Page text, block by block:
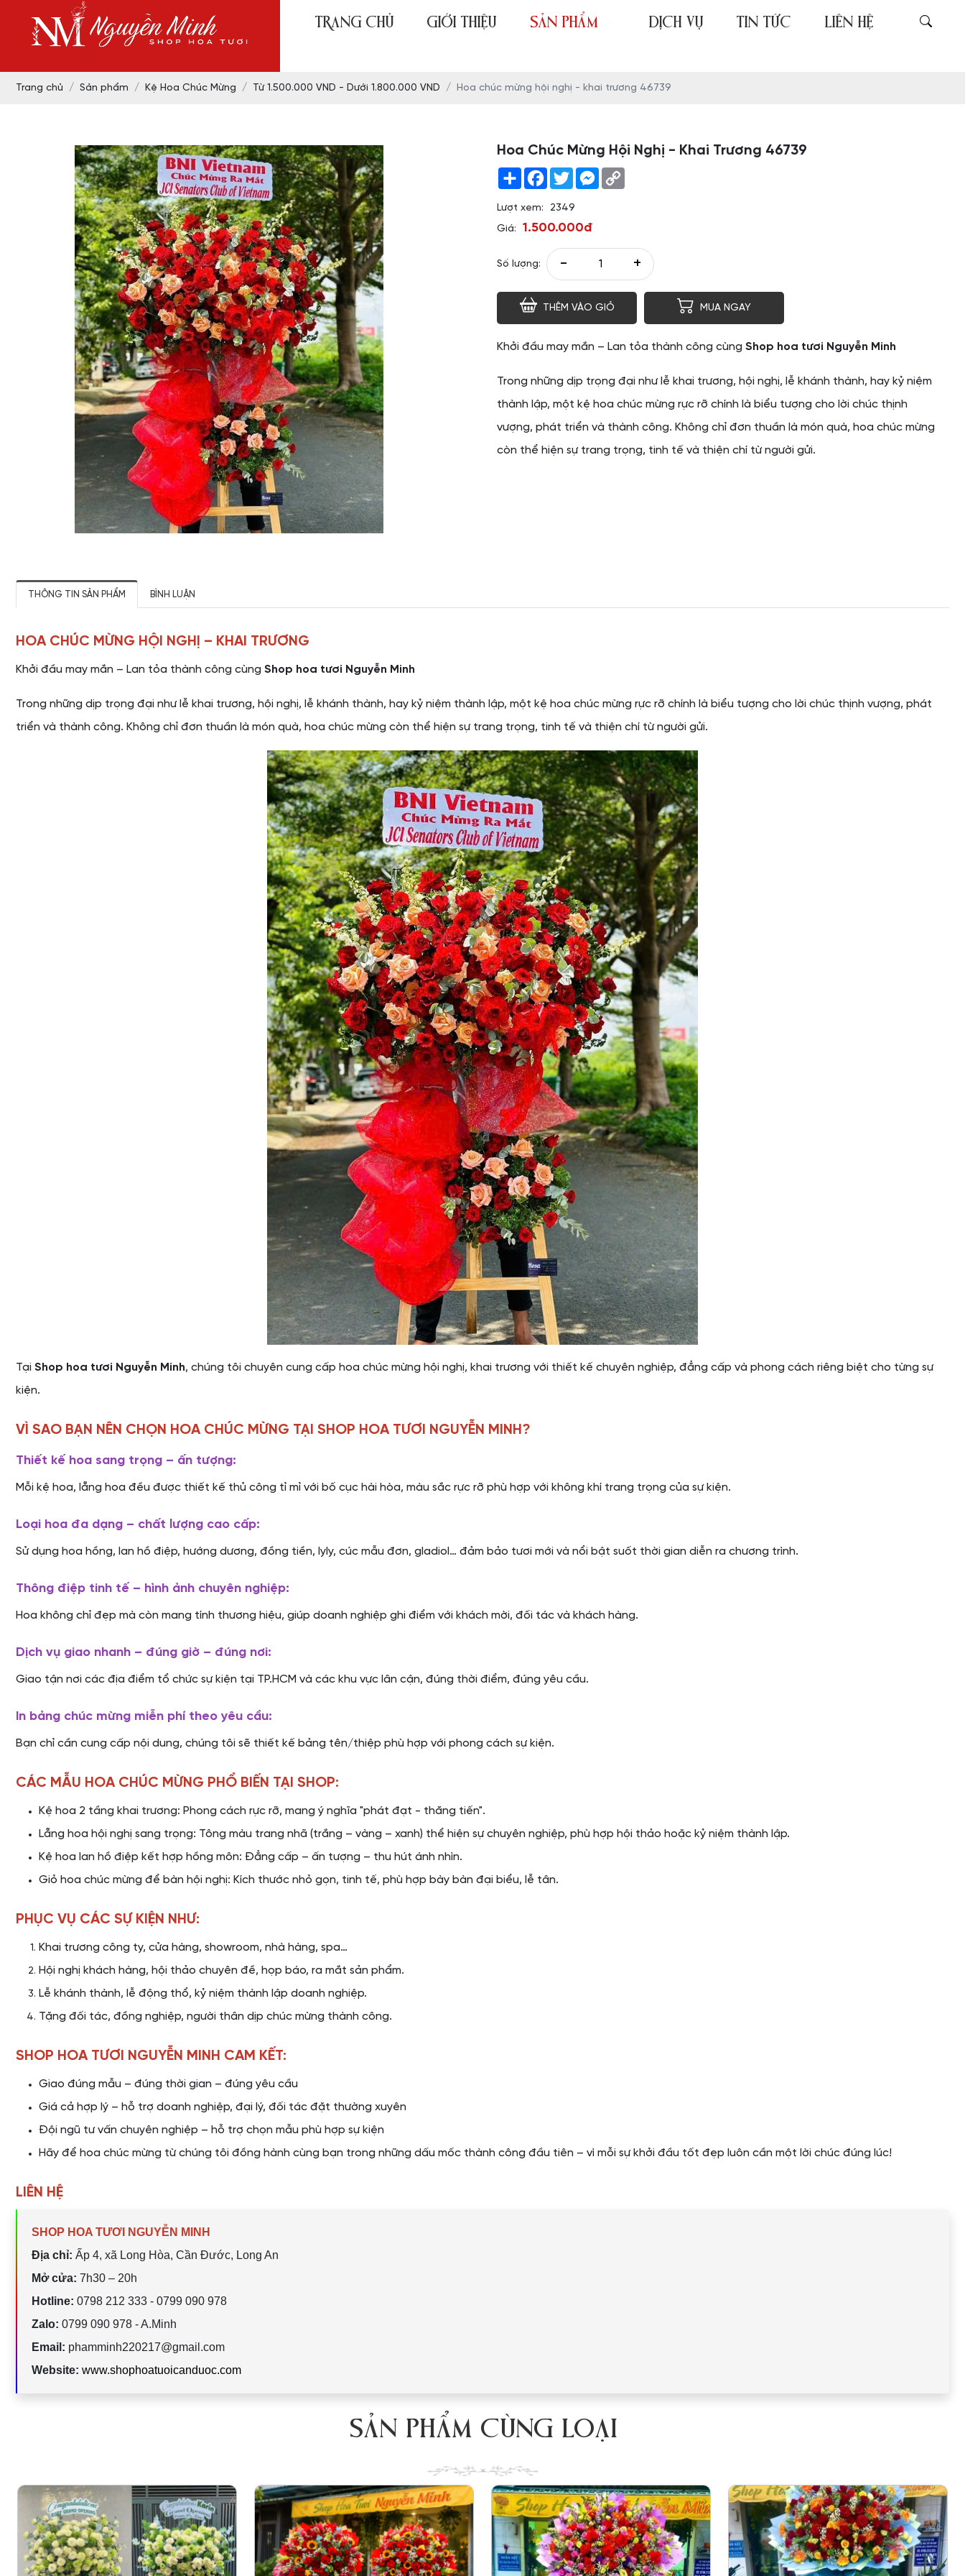
TRANG CHỦ GIỚI THIỆU SẢN PHẨM DỊCH VỤ TIN TỨC LIÊN HỆ
Trang chủ Sản phẩm Kệ Hoa Chúc Mừng Từ 1.500.000 VND - Dưới 1.800.000 VND Hoa chúc mừng hội nghị - khai trương 46739
Hoa Chúc Mừng Hội Nghị - Khai Trương 46739
Share Facebook
TwitterMessenger
Lượt xem:
2349
Giá:
1.500.000đ
Số lượng: - +
THÊM VÀO GIỎ MUA NGAY
Khởi đầu may mắn – Lan tỏa thành công cùng Shop hoa tươi Nguyễn Minh
Trong những dịp trọng đại như lễ khai trương, hội nghị, lễ khánh thành, hay kỷ niệm
thành lập, một kệ hoa chúc mừng rực rỡ chính là biểu tượng cho lời chúc thịnh
vượng, phát triển và thành công. Không chỉ đơn thuần là món quà, hoa chúc mừng
còn thể hiện sự trang trọng, tinh tế và thiện chí từ người gửi.
THÔNG TIN SẢN PHẨM BÌNH LUẬN
HOA CHÚC MỪNG HỘI NGHỊ – KHAI TRƯƠNG
Khởi đầu may mắn – Lan tỏa thành công cùng Shop hoa tươi Nguyễn Minh
Trong những dịp trọng đại như lễ khai trương, hội nghị, lễ khánh thành, hay kỷ niệm thành lập, một kệ hoa chúc mừng rực rỡ chính là biểu tượng cho lời chúc thịnh vượng, phát
triển và thành công. Không chỉ đơn thuần là món quà, hoa chúc mừng còn thể hiện sự trang trọng, tinh tế và thiện chí từ người gửi.
Tại Shop hoa tươi Nguyễn Minh, chúng tôi chuyên cung cấp hoa chúc mừng hội nghị, khai trương với thiết kế chuyên nghiệp, đẳng cấp và phong cách riêng biệt cho từng sự
kiện.
VÌ SAO BẠN NÊN CHỌN HOA CHÚC MỪNG TẠI SHOP HOA TƯƠI NGUYỄN MINH?
Thiết kế hoa sang trọng – ấn tượng:
Mỗi kệ hoa, lẵng hoa đều được thiết kế thủ công tỉ mỉ với bố cục hài hòa, màu sắc rực rỡ phù hợp với không khí trang trọng của sự kiện.
Loại hoa đa dạng – chất lượng cao cấp:
Sử dụng hoa hồng, lan hồ điệp, hướng dương, đồng tiền, lyly, cúc mẫu đơn, gladiol… đảm bảo tươi mới và nổi bật suốt thời gian diễn ra chương trình.
Thông điệp tinh tế – hình ảnh chuyên nghiệp:
Hoa không chỉ đẹp mà còn mang tính thương hiệu, giúp doanh nghiệp ghi điểm với khách mời, đối tác và khách hàng.
Dịch vụ giao nhanh – đúng giờ – đúng nơi:
Giao tận nơi các địa điểm tổ chức sự kiện tại TP.HCM và các khu vực lân cận, đúng thời điểm, đúng yêu cầu.
In bảng chúc mừng miễn phí theo yêu cầu:
Bạn chỉ cần cung cấp nội dung, chúng tôi sẽ thiết kế bảng tên/thiệp phù hợp với phong cách sự kiện.
CÁC MẪU HOA CHÚC MỪNG PHỔ BIẾN TẠI SHOP:
Kệ hoa 2 tầng khai trương: Phong cách rực rỡ, mang ý nghĩa "phát đạt - thăng tiến".
Lẵng hoa hội nghị sang trọng: Tông màu trang nhã (trắng – vàng – xanh) thể hiện sự chuyên nghiệp, phù hợp hội thảo hoặc kỷ niệm thành lập.
Kệ hoa lan hồ điệp kết hợp hồng môn: Đẳng cấp – ấn tượng – thu hút ánh nhìn.
Giỏ hoa chúc mừng để bàn hội nghị: Kích thước nhỏ gọn, tinh tế, phù hợp bày bàn đại biểu, lễ tân.
PHỤC VỤ CÁC SỰ KIỆN NHƯ:
Khai trương công ty, cửa hàng, showroom, nhà hàng, spa…
Hội nghị khách hàng, hội thảo chuyên đề, họp báo, ra mắt sản phẩm.
Lễ khánh thành, lễ động thổ, kỷ niệm thành lập doanh nghiệp.
Tặng đối tác, đồng nghiệp, người thân dịp chúc mừng thành công.
SHOP HOA TƯƠI NGUYỄN MINH CAM KẾT:
Giao đúng mẫu – đúng thời gian – đúng yêu cầu
Giá cả hợp lý – hỗ trợ doanh nghiệp, đại lý, đối tác đặt thường xuyên
Đội ngũ tư vấn chuyên nghiệp – hỗ trợ chọn mẫu phù hợp sự kiện
Hãy để hoa chúc mừng từ chúng tôi đồng hành cùng bạn trong những dấu mốc thành công đầu tiên – vì mỗi sự khởi đầu tốt đẹp luôn cần một lời chúc đúng lúc!
LIÊN HỆ
SHOP HOA TƯƠI NGUYỄN MINH
Địa chỉ: Ấp 4, xã Long Hòa, Cần Đước, Long An
Mở cửa: 7h30 – 20h
Hotline: 0798 212 333 - 0799 090 978
Zalo: 0799 090 978 - A.Minh
Email: phamminh220217@gmail.com
Website: www.shophoatuoicanduoc.com
SẢN PHẨM CÙNG LOẠI